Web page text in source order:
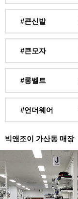
#큰신발
#큰모자
#롱벨트
#언더웨어
빅앤조이 가산동 매장